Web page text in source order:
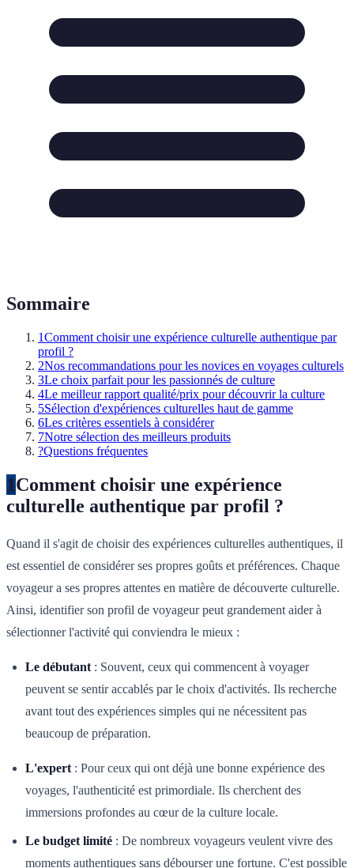
Sommaire
1Comment choisir une expérience culturelle authentique par
profil ?
2Nos recommandations pour les novices en voyages culturels
3Le choix parfait pour les passionnés de culture
4Le meilleur rapport qualité/prix pour découvrir la culture
5Sélection d'expériences culturelles haut de gamme
6Les critères essentiels à considérer
7Notre sélection des meilleurs produits
?Questions fréquentes
1Comment choisir une expérience
culturelle authentique par profil ?
Quand il s'agit de choisir des expériences culturelles authentiques, il
est essentiel de considérer ses propres goûts et préférences. Chaque
voyageur a ses propres attentes en matière de découverte culturelle.
Ainsi, identifier son profil de voyageur peut grandement aider à
sélectionner l'activité qui conviendra le mieux :
Le débutant : Souvent, ceux qui commencent à voyager
peuvent se sentir accablés par le choix d'activités. Ils recherche
avant tout des expériences simples qui ne nécessitent pas
beaucoup de préparation.
L'expert : Pour ceux qui ont déjà une bonne expérience des
voyages, l'authenticité est primordiale. Ils cherchent des
immersions profondes au cœur de la culture locale.
Le budget limité : De nombreux voyageurs veulent vivre des
moments authentiques sans débourser une fortune. C'est possible